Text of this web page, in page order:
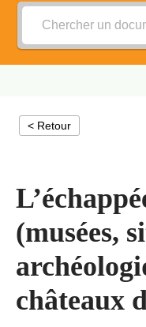
< Retour
(musées,
châteaux